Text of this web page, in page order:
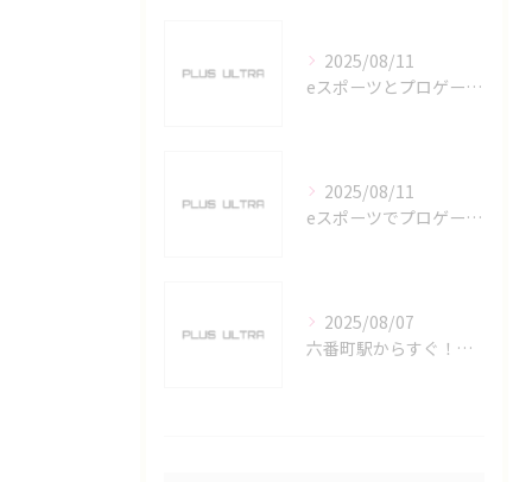
2025/08/11
eスポーツとプロゲーマーを六番町駅で目指すための実践ガイド
2025/08/11
eスポーツでプロゲーマーを目指す愛知県名古屋市の最新キャリアガイド
2025/08/07
六番町駅からすぐ！名古屋のeスポーツ施設で快適なプレイ環境を確保